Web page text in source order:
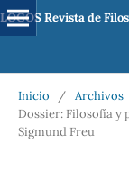
LOGOS Revista de
Inicio / Archivos
Dossier: Filosofía y
Sigmund Freu